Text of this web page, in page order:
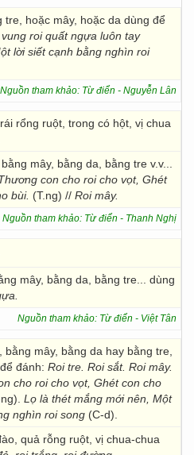
tre, hoặc mây, hoặc da dùng để
roi quất ngựa luôn tay
lời siết cạnh bằng nghìn roi
Nguồn tham khảo: Từ điển - Nguyễn Lân
rổng ruột, trong có hột, vị chua
mây, bằng da, bằng tre v.v...
con cho roi cho vọt, Ghét
bùi. (T.ng) // Roi mây.
Nguồn tham khảo: Từ điển - Thanh Nghị
mây, bằng da, bằng tre... dùng
Nguồn tham khảo: Từ điển - Việt Tân
bằng mây, bằng da hay bằng tre,
đánh: Roi tre. Roi sắt. Roi mây.
cho roi cho vọt, Ghét con cho
Lọ là thét mắng mới nên, Một
nghìn roi song (C-d).
quả rỗng ruột, vị chua-chua